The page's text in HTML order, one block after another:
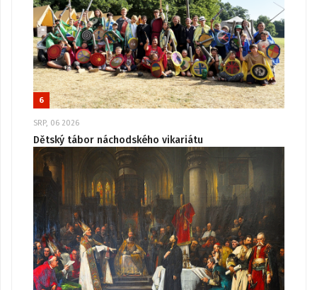
6
SRP, 06 2026
Dětský tábor náchodského vikariátu